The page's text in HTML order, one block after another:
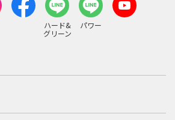
ハード&
グリーン
パワー